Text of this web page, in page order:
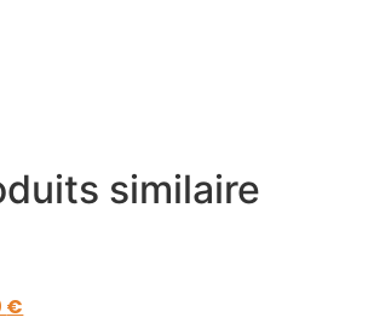
similaire
€